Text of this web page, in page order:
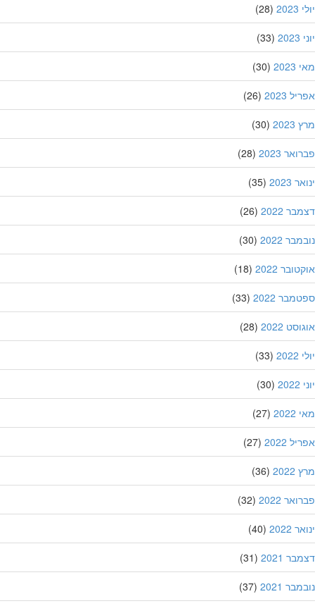
(28)
(33)
(30)
2023
(26)
(30)
2023
(28)
2023
(35)
2022
(26)
2022
(30)
2022
(18)
2022
(33)
2022
(28)
(33)
(30)
(27)
2022
(27)
(36)
2022
(32)
2022
(40)
2021
(31)
2021
(37)